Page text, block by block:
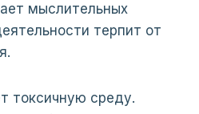
мыслительных
терпит от
токсичную среду.